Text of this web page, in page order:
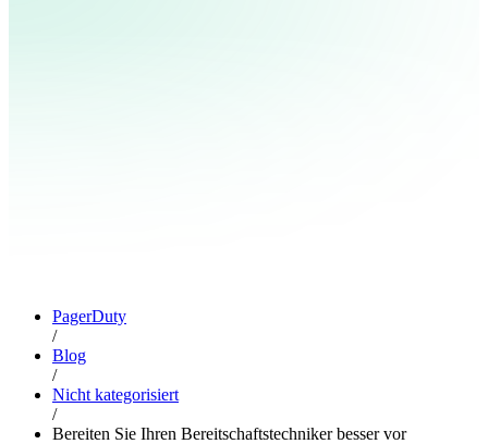
PagerDuty
/
Blog
/
Nicht kategorisiert
/
Bereiten Sie Ihren Bereitschaftstechniker besser vor